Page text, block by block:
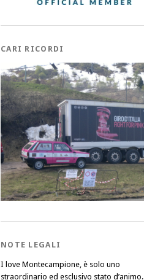
CARI RICORDI
NOTE LEGALI
I love Montecampione, è solo uno
straordinario ed esclusivo stato d’animo.